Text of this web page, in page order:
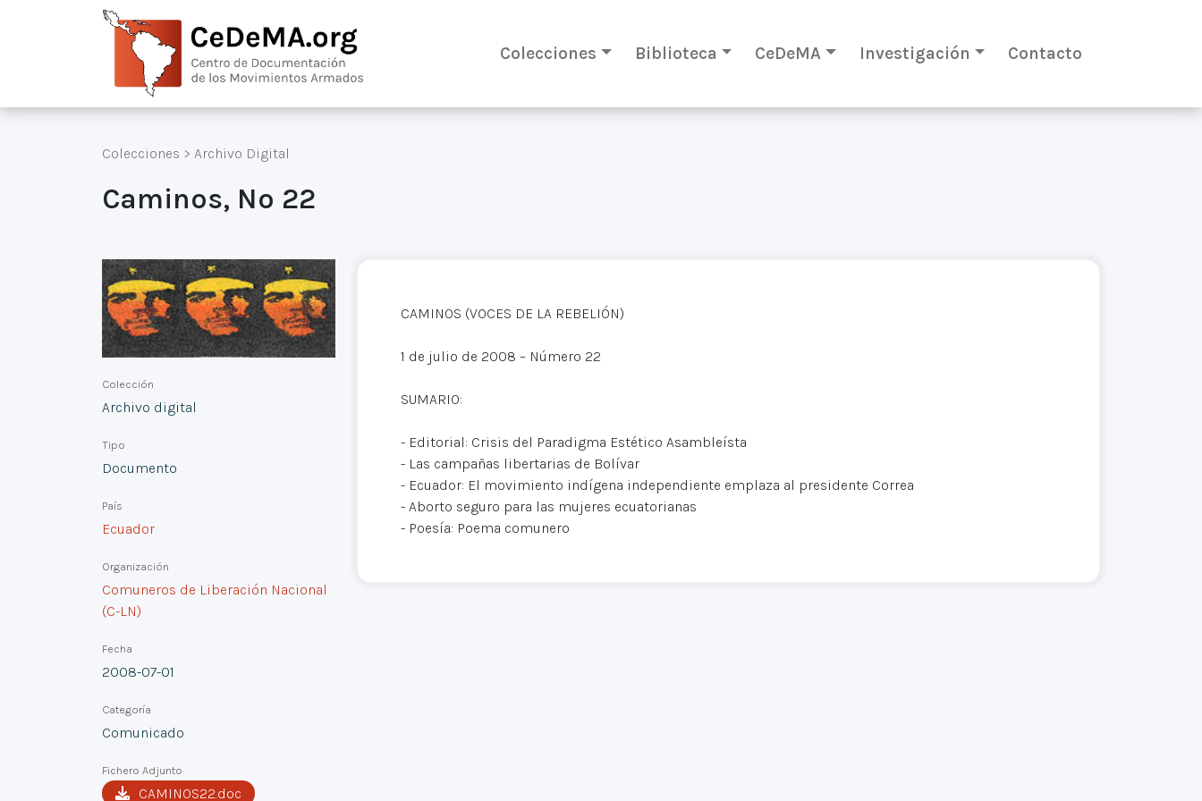
Colecciones Biblioteca CeDeMA Investigación Contacto
Colecciones > Archivo Digital
Caminos, Nº 22
Colección
Archivo digital
Tipo
Documento
País
Ecuador
Organización
Comuneros de Liberación Nacional
(C-LN)
Fecha
2008-07-01
Categoría
Comunicado
Fichero Adjunto
CAMINOS22.doc
CAMINOS (VOCES DE LA REBELIÓN)
1 de julio de 2008 – Número 22
SUMARIO:
- Editorial: Crisis del Paradigma Estético Asambleísta
- Las campañas libertarias de Bolívar
- Ecuador: El movimiento indígena independiente emplaza al presidente Correa
- Aborto seguro para las mujeres ecuatorianas
- Poesía: Poema comunero